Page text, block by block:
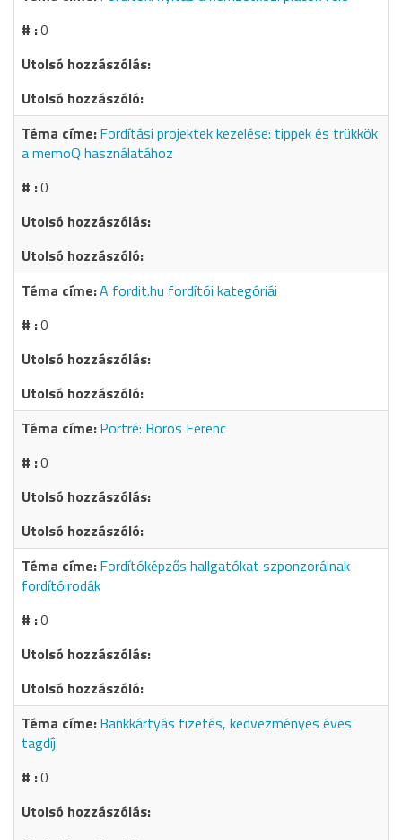
0
Fordítási projektek kezelése: tippek és trükkök
a memoQ használatához
0
A fordit.hu fordítói kategóriái
0
Portré: Boros Ferenc
0
Fordítóképzős hallgatókat szponzorálnak
fordítóirodák
0
Bankkártyás fizetés, kedvezményes éves
tagdíj
0